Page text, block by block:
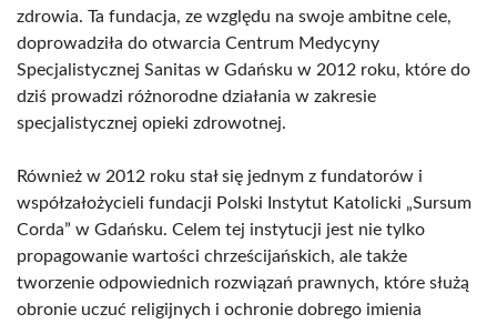
zdrowia. Ta fundacja, ze względu na swoje ambitne cele,
doprowadziła do otwarcia Centrum Medycyny
Specjalistycznej Sanitas w Gdańsku w 2012 roku, które do
dziś prowadzi różnorodne działania w zakresie
specjalistycznej opieki zdrowotnej.
Również w 2012 roku stał się jednym z fundatorów i
współzałożycieli fundacji Polski Instytut Katolicki „Sursum
Corda” w Gdańsku. Celem tej instytucji jest nie tylko
propagowanie wartości chrześcijańskich, ale także
tworzenie odpowiednich rozwiązań prawnych, które służą
obronie uczuć religijnych i ochronie dobrego imienia